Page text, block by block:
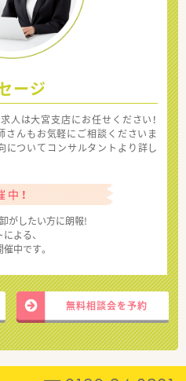
ージ
人は大宮支店にお任せください！
んもお気軽にご相談くださいま
についてコンサルタントより詳し
！
がしたい方に朗報!
よる、
中です。
無料相談会を予約